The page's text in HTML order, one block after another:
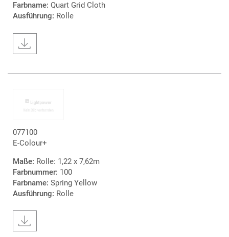
Farbname: Quart Grid Cloth
Ausführung: Rolle
077100
E-Colour+
Maße: Rolle: 1,22 x 7,62m
Farbnummer: 100
Farbname: Spring Yellow
Ausführung: Rolle